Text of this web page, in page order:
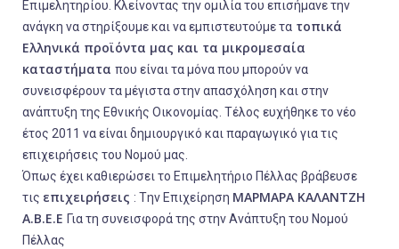
Επιμελητηρίου. Κλείνοντας την ομιλία του επισήμανε την
ανάγκη να στηρίξουμε και να εμπιστευτούμε τα τοπικά
Ελληνικά προϊόντα μας και τα μικρομεσαία
καταστήματα που είναι τα μόνα που μπορούν να
συνεισφέρουν τα μέγιστα στην απασχόληση και στην
ανάπτυξη της Εθνικής Οικονομίας. Τέλος ευχήθηκε το νέο
έτος 2011 να είναι δημιουργικό και παραγωγικό για τις
επιχειρήσεις του Νομού μας.
Όπως έχει καθιερώσει το Επιμελητήριο Πέλλας βράβευσε
τις επιχειρήσεις : Tην Επιχείρηση ΜΑΡΜΑΡΑ ΚΑΛΑΝΤΖΗ
Α.Β.Ε.Ε Για τη συνεισφορά της στην Ανάπτυξη του Νομού
Πέλλας